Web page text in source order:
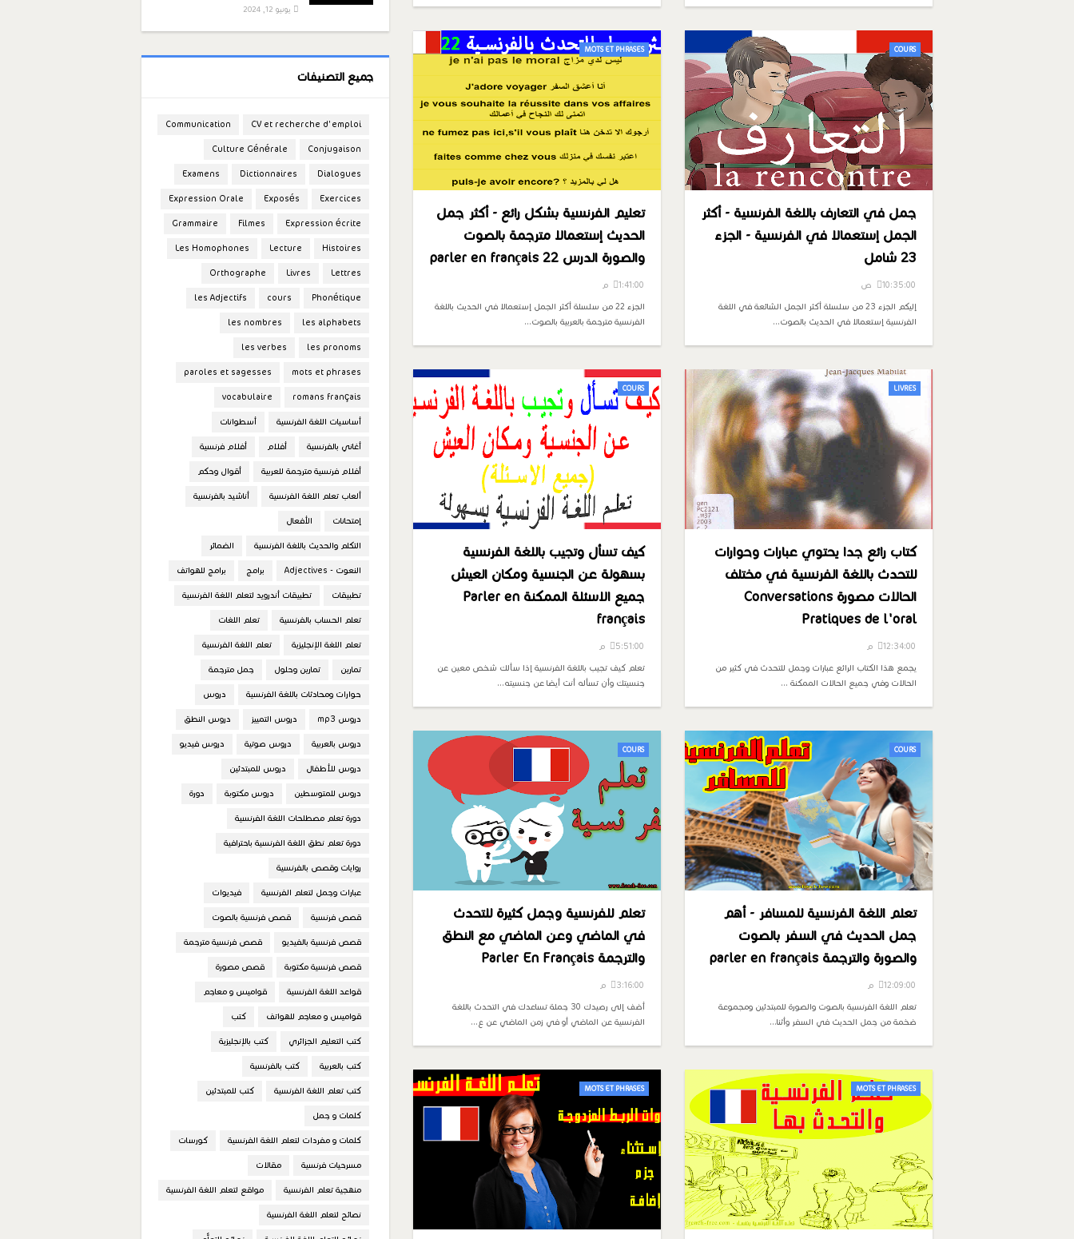
COURS
جمل في التعارف باللغة الفرنسية - أكثر
الجمل إستعمالا في الفرنسية - الجزء
23 شامل
10:35:00 ص
إليكم الجزء 23 من سلسلة أكثر الجمل الشائعة في اللغة
الفرنسية إستعمالا في الحديث بالصوت…
MOTS ET PHRASES
تعليم الفرنسية بشكل رائع - أكثر جمل
الحديث إستعمالا مترجمة بالصوت
والصورة الدرس 22 parler en français
1:41:00 م
الجزء 22 من سلسلة أكثر الجمل إستعمالا في الحديث باللغة
الفرنسية مترجمة بالعربية بالصوت…
LIVRES
كتاب رائع جدا يحتوي عبارات وحوارات
للتحدث باللغة الفرنسية في مختلف
الحالات مصورة Conversations
Pratiques de l'oral
12:34:00 م
يجمع هذا الكتاب الرائع عبارات وجمل للتحدث في كثير من
الحالات وفي جميع الحالات الممكنة …
COURS
كيف تسأل وتجيب باللغة الفرنسية
بسهولة عن الجنسية ومكان العيش
جميع الاسئلة الممكنة Parler en
français
5:51:00 م
تعلم كيف تجيب باللغة الفرنسية إذا سألك شخص معين عن
جنسيتك وأن تسأله أنت أيضا عن جنسيته…
COURS
تعلم اللغة الفرنسية للمسافر - أهم
جمل الحديث في السفر بالصوت
والصورة والترجمة parler en français
12:09:00 م
تعلم اللغة الفرنسية بالصوت والصورة للمبتدئين ومجموعة
ضخمة من جمل الحديث في السفر وأثنا…
COURS
تعلم للفرنسية وجمل كثيرة للتحدث
في الماضي وعن الماضي مع النطق
والترجمة Parler En Français
3:16:00 م
أضف إلى رصيدك 30 جملة تساعدك في التحدث باللغة
الفرنسية عن الماضي أو في زمن الماضي عن ع…
MOTS ET PHRASES
MOTS ET PHRASES
يونيو 12, 2024
جميع التصنيفات
CV et recherche d'emploi
Communication
Conjugaison
Culture Générale
Dialogues
Dictionnaires
Examens
Exercices
Exposés
Expression Orale
Expression écrite
Filmes
Grammaire
Histoires
Lecture
Les Homophones
Lettres
Livres
Orthographe
Phonétique
cours
les Adjectifs
les alphabets
les nombres
les pronoms
les verbes
mots et phrases
paroles et sagesses
romans français
vocabulaire
أساسيات اللغة الفرنسية أسطوانات
أغاني بالفرنسية أفلام أفلام فرنسية
أفلام فرنسية مترجمة للعربية أقوال وحكم
ألعاب تعلم اللغة الفرنسية أناشيد بالفرنسية
إمتحانات الأفعال
التكلم والحديث باللغة الفرنسية الضمائر
النعوت - Adjectives برامج برامج للهواتف
تطبيقات تطبيقات أندرويد لتعلم اللغة الفرنسية
تعلم الحساب بالفرنسية تعلم اللغات
تعلم اللغة الإنجليزية تعلم اللغة الفرنسية
تمارين تمارين وحلول جمل مترجمة
حوارات ومحادثات باللغة الفرنسية دروس
دروس mp3 دروس التمييز دروس النطق
دروس بالعربية دروس صوتية دروس فيديو
دروس للأطفال دروس للمبتدئين
دروس للمتوسطين دروس مكتوبة دورة
دورة تعلم مصطلحات اللغة الفرنسية
دورة تعلم نطق اللغة الفرنسية باحترافية
روايات وقصص بالفرنسية
عبارات وجمل لتعلم الفرنسية فيديوات
قصص فرنسية قصص فرنسية بالصوت
قصص فرنسية بالفيديو قصص فرنسية مترجمة
قصص فرنسية مكتوبة قصص مصورة
قواعد اللغة الفرنسية قواميس و معاجم
قواميس و معاجم للهواتف كتب
كتب التعليم الجزائري كتب بالإنجليزية
كتب بالعربية كتب بالفرنسية
كتب تعلم اللغة الفرنسية كتب للمبتدئين
كلمات و جمل
كلمات و مفردات لتعلم اللغة الفرنسية كورسات
مسرحيات فرنسية مقالات
منهجية تعلم الفرنسية مواقع لتعلم اللغة الفرنسية
نصائح لتعلم اللغة الفرنسية